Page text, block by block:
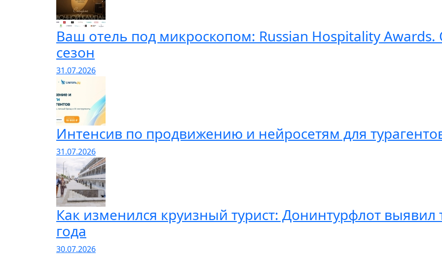
Ваш отель под микроскопом: Russian Hospitality
сезон
31.07.2026
Интенсив по продвижению и нейросетям для
31.07.2026
Как изменился круизный турист: Донинтурфлот выявил
года
30.07.2026